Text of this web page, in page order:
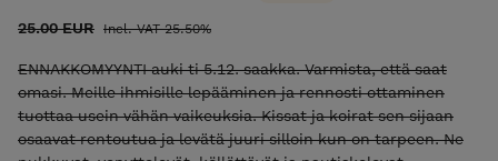
25.00 EUR Incl. VAT 25.50%
ENNAKKOMYYNTI auki ti 5.12. saakka. Varmista, että saat
omasi. Meille ihmisille lepääminen ja rennosti ottaminen
tuottaa usein vähän vaikeuksia. Kissat ja koirat sen sijaan
osaavat rentoutua ja levätä juuri silloin kun on tarpeen. Ne